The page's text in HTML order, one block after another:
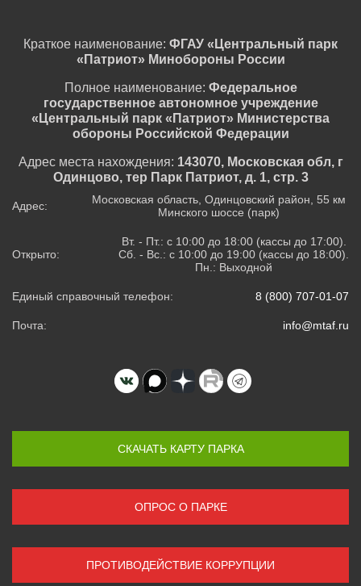
Краткое наименование: ФГАУ «Центральный парк
«Патриот» Минобороны России
Полное наименование: Федеральное
государственное автономное учреждение
«Центральный парк «Патриот» Министерства
обороны Российской Федерации
Адрес места нахождения: 143070, Московская обл, г
Одинцово, тер Парк Патриот, д. 1, стр. 3
Адрес:
Московская область, Одинцовский район, 55 км
Минского шоссе (парк)
Открыто:
Вт. - Пт.: с 10:00 до 18:00 (кассы до 17:00).
Сб. - Вс.: с 10:00 до 19:00 (кассы до 18:00).
Пн.: Выходной
Единый справочный телефон: 8 (800) 707-01-07
Почта: info@mtaf.ru
СКАЧАТЬ КАРТУ ПАРКА
ОПРОС О ПАРКЕ
ПРОТИВОДЕЙСТВИЕ КОРРУПЦИИ